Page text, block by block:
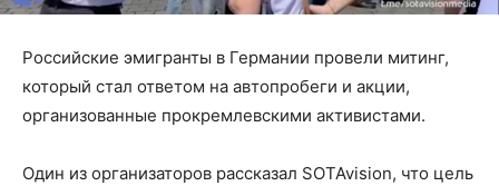
Российские эмигранты в Германии провели митинг,
который стал ответом на автопробеги и акции,
организованные прокремлевскими активистами.
Один из организаторов рассказал SOTAvision, что цель